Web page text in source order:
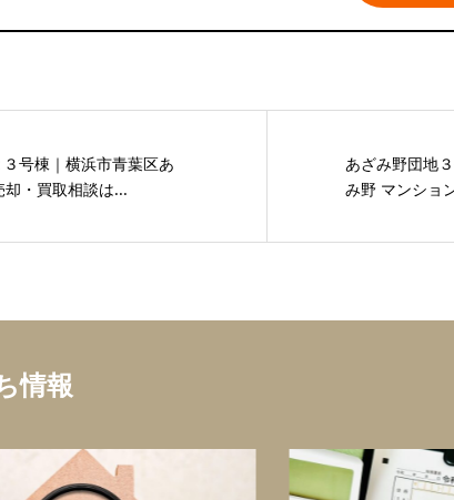
号棟｜横浜市青葉区あ
・買取相談は...
あざみ野団地
み野 マンショ
情報